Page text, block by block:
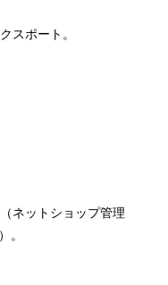
スポート。
ネットショップ管理
。